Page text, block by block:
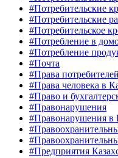
#Потребительские
#Потребительские
#Потребительское
#Потребление в
#Потребление
#Почта
#Права потребителей
#Права человека в
#Право и
#Правонарушения
#Правонарушения в
#Предприятия